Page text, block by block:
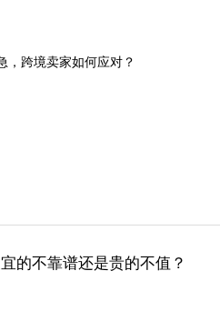
，跨境卖家如何应对？
的不靠谱还是贵的不值？